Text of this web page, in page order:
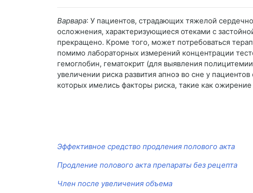
Варвара: У пациентов, страдающих тяжелой
осложнения, характеризующиеся отеками с
прекращено. Кроме того, может потребоваться
помимо лабораторных измерений концентрации
гемоглобин, гематокрит (для выявления
увеличении риска развития апноэ во сне у
которых имелись факторы риска, такие как
Эффективное средство продления полового акта
Продление полового акта препараты без рецепта
Член после увеличения объема